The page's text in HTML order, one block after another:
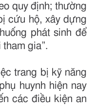
quy định; thường
cứu hộ, xây dựng
phát sinh để
gia”.
trang bị kỹ năng
huynh hiện nay
các điều kiện an